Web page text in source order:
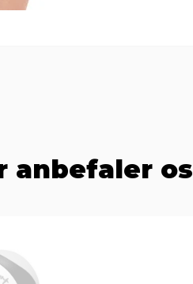
anbefaler os